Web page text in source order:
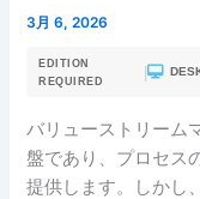
3月 6, 2026
EDITION
REQUIRED
|
バリューストリーム
盤であり、プロセス
提供します。しかし